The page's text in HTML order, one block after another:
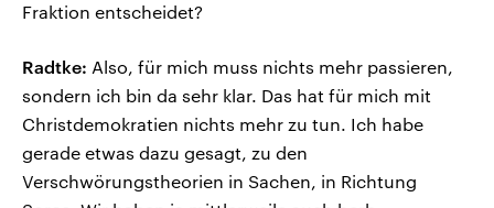
Fraktion entscheidet?
Radtke: Also, für mich muss nichts mehr passieren,
sondern ich bin da sehr klar. Das hat für mich mit
Christdemokratien nichts mehr zu tun. Ich habe
gerade etwas dazu gesagt, zu den
Verschwörungstheorien in Sachen, in Richtung